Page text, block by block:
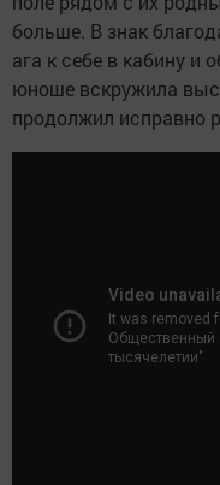
больше. В знак
ага к себе в кабину и
юноше вскружила
продолжил исправно